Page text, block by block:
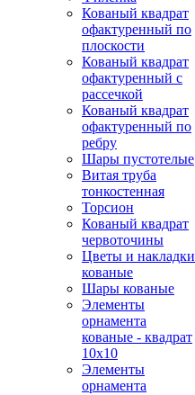
Кованый квадрат
офактуренный по
плоскости
Кованый квадрат
офактуренный с
рассечкой
Кованый квадрат
офактуренный по
ребру
Шары пустотелые
Витая труба
тонкостенная
Торсион
Кованый квадрат
червоточины
Цветы и накладки
кованые
Шары кованые
Элементы
орнамента
кованые - квадрат
10х10
Элементы
орнамента